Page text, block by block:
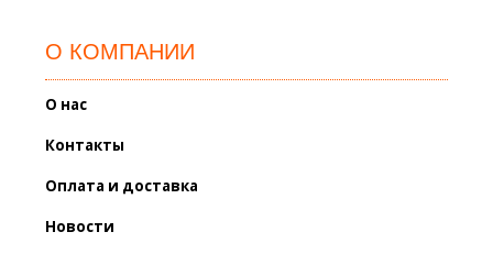
О КОМПАНИИ
О нас
Контакты
Оплата и доставка
Новости